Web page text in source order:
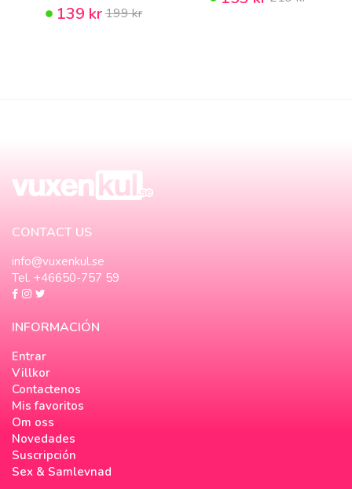
139 kr199 kr
CONTACT US
info@vuxenkul.se
Tel. +46650-757 59
INFORMACIÓN
Entrar
Villkor
Contactenos
Mis favoritos
Om oss
Novedades
Suscripción
Sex & Samlevnad